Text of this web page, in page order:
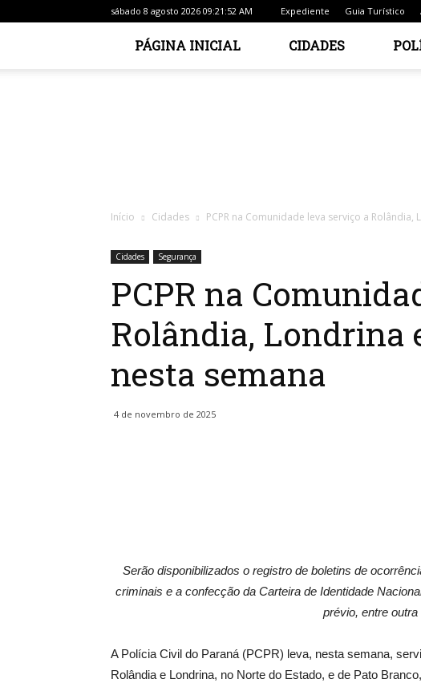
sábado 8 agosto 2026 09:21:52 AM Expediente Guia Turístico
PÁGINA INICIAL CIDADES
Início Cidades PCPR na Comunidade leva serviço a Rolândia,
Cidades Segurança
PCPR na
Rolândia, Londrina
nesta semana
4 de novembro de 2025
Serão disponibilizados o registro de boletins de
criminais e a confecção da Carteira de Identidade
prévio, entre outra
A Polícia Civil do Paraná (PCPR) leva, nesta semana,
Rolândia e Londrina, no Norte do Estado, e de Pato